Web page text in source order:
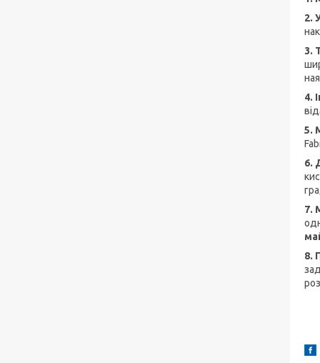
2.
3.
4.
5.
6.
7.
8.